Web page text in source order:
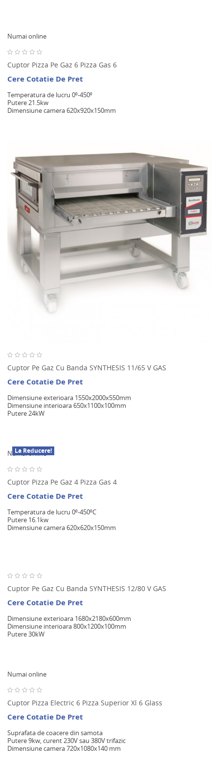
Numai online
Cuptor Pizza Pe Gaz 6 Pizza Gas 6
Cere Cotatie De Pret
Temperatura de lucru 0⁰-450⁰
Putere 21.5kw
Dimensiune camera 620x920x150mm
Cuptor Pe Gaz Cu Banda SYNTHESIS 11/65 V GAS
Cere Cotatie De Pret
Dimensiune exterioara 1550x2000x550mm
Dimensiune interioara 650x1100x100mm
Putere 24kW
Numai online
La Reducere!
Cuptor Pizza Pe Gaz 4 Pizza Gas 4
Cere Cotatie De Pret
Temperatura de lucru 0⁰-450⁰C
Putere 16.1kw
Dimensiune camera 620x620x150mm
Cuptor Pe Gaz Cu Banda SYNTHESIS 12/80 V GAS
Cere Cotatie De Pret
Dimensiune exterioara 1680x2180x600mm
Dimensiune interioara 800x1200x100mm
Putere 30kW
Numai online
Cuptor Pizza Electric 6 Pizza Superior Xl 6 Glass
Cere Cotatie De Pret
Suprafata de coacere din samota
Putere 9kw, curent 230V sau 380V trifazic
Dimensiune camera 720x1080x140 mm